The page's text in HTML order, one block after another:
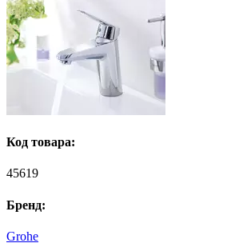
Код товара:
45619
Бренд:
Grohe